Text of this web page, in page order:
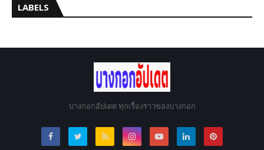
LABELS
บางกอกอัปเดต ทุกเรื่องราวของบางกอก